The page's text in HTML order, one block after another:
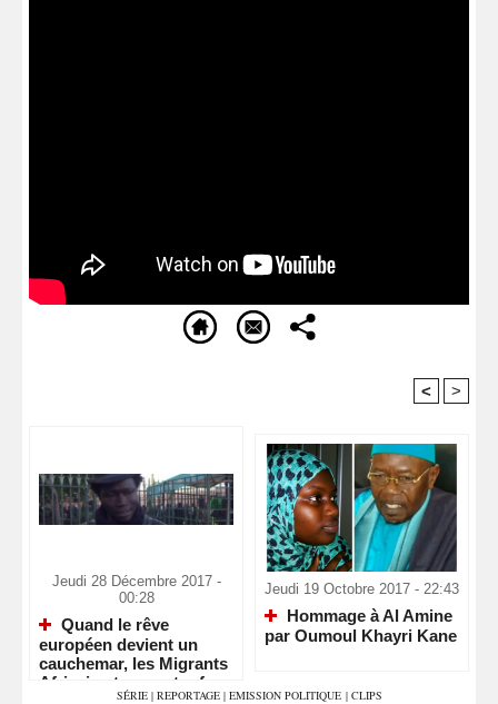
< >
Jeudi 28 Décembre 2017 -
00:28
Quand le rêve
européen devient un
cauchemar, les Migrants
Africains trouvent refuge
Jeudi 19 Octobre 2017 - 22:43
Hommage à Al Amine
par Oumoul Khayri Kane
SÉRIE | REPORTAGE | EMISSION POLITIQUE | CLIPS